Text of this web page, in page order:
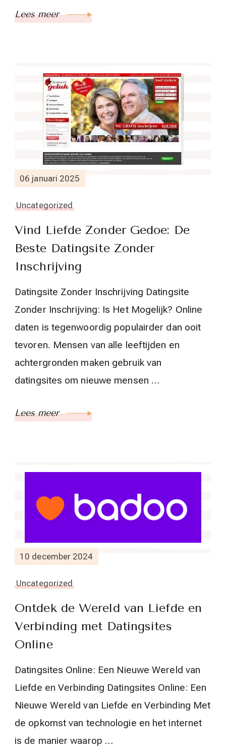
Lees meer
06 januari 2025
Uncategorized
Vind Liefde Zonder Gedoe: De
Beste Datingsite Zonder
Inschrijving
Datingsite Zonder Inschrijving Datingsite
Zonder Inschrijving: Is Het Mogelijk? Online
daten is tegenwoordig populairder dan ooit
tevoren. Mensen van alle leeftijden en
achtergronden maken gebruik van
datingsites om nieuwe mensen …
Lees meer
10 december 2024
Uncategorized
Ontdek de Wereld van Liefde en
Verbinding met Datingsites
Online
Datingsites Online: Een Nieuwe Wereld van
Liefde en Verbinding Datingsites Online: Een
Nieuwe Wereld van Liefde en Verbinding Met
de opkomst van technologie en het internet
is de manier waarop …